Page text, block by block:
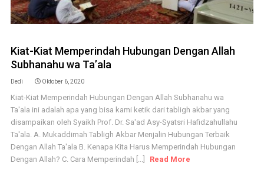
Kiat-Kiat Memperindah Hubungan Dengan Allah
Subhanahu wa Ta’ala
Dedi Oktober 6, 2020
Kiat-Kiat Memperindah Hubungan Dengan Allah Subhanahu wa
Ta'ala ini adalah apa yang bisa kami ketik dari tabligh akbar yang
disampaikan oleh Syaikh Prof. Dr. Sa'ad Asy-Syatsri Hafidzahullahu
Ta'ala. A. Mukaddimah Tabligh Akbar Menjalin Hubungan Terbaik
Dengan Allah Ta'ala B. Kenapa Kita Harus Memperindah Hubungan
Dengan Allah? C. Cara Memperindah [...]
Read More